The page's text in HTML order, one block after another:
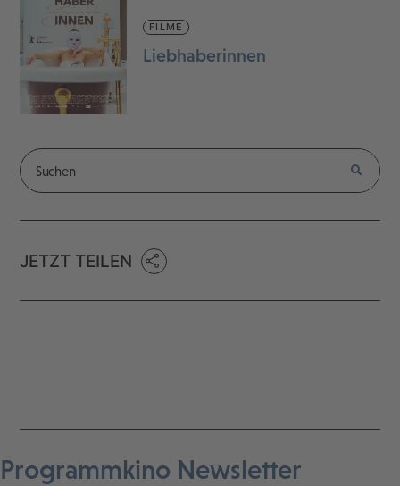
FILME
Liebhaberinnen
JETZT TEILEN
Programmkino Newsletter